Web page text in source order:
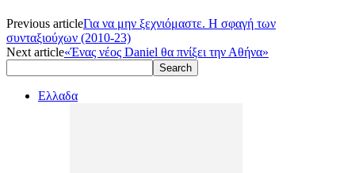
Previous articleΓια να μην ξεχνιόμαστε. Η σφαγή των
συνταξιούχων (2010-23)
Next article«Ένας νέος Daniel θα πνίξει την Αθήνα»
Ελλαδα